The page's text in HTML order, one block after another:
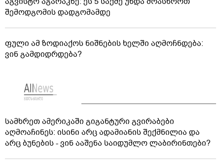
შემოდგომის დადგომამდე
ფული ამ ზოდიაქოს ნიშნების ხელში აღმოჩნდება:
ვინ გამდიდრდება?
სამხრეთ ამერიკაში გიგანტური გვირაბები
აღმოაჩინეს: ისინი არც ადამიანის შექმნილია და
არც ბუნების - ვინ ააშენა საიდუმლო ლაბირინთები?